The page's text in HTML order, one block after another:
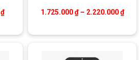
₫Khoảng giá: từ 435.000 ₫ đến 915.000 ₫
1.725.000₫ – 2.220.000₫